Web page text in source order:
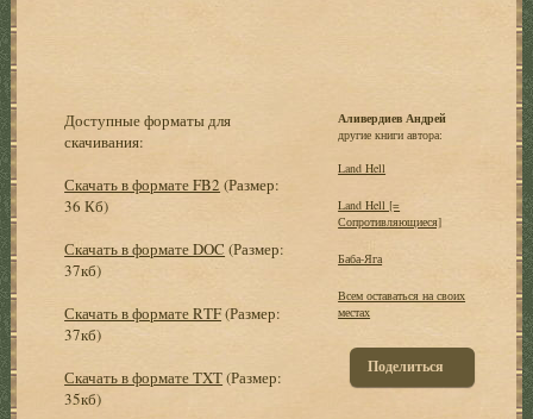
Доступные форматы для
скачивания:
Скачать в формате FB2 (Размер:
36 Кб)
Скачать в формате DOC (Размер:
37кб)
Скачать в формате RTF(Размер:
37кб)
Скачать в формате TXT(Размер:
35кб)
Аливердиев Андрей
другие книги автора:
Land Hell
Land Hell [=
Сопротивляющиеся]
Баба-Яга
Всем оставаться на своих
местах
Поделиться